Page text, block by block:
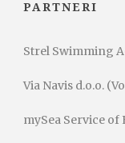
PARTNERI
Strel Swimming
Via Navis d.o.o.
mySea Service of